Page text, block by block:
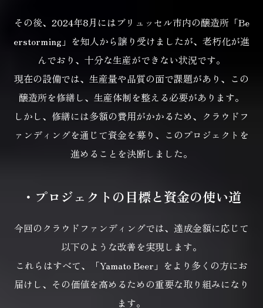
その後、2024年8月にはブリュッセル市内の醸造所「Be
erstorming」を知人から譲り受けましたが、 老朽化が進
んでおり、十分な生産ができない状況です。
現在の設備では、生産量や品質の面で課題があり、 この
醸造所を修繕し、生産体制を整える必要があります。
しかし、修繕には多額の費用がかかるため、クラウドフ
ァンディングを通じて資金を募り、 このプロジェクトを
進めることを決断しました。
・プロジェクトの目標と資金の使い道
今回のクラウドファンディングでは、達成金額に応じて
以下のような改善を実現します。
これらはすべて、「Yamato Beer」をより多くの方にお
届けし、 その価値を高めるための重要な取り組みになり
ます。